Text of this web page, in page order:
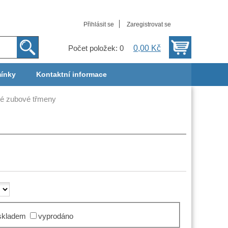
Přihlásit se Zaregistrovat se
Počet položek: 0 0,00 Kč
Kontaktní informace
zubové třmeny
vyprodáno